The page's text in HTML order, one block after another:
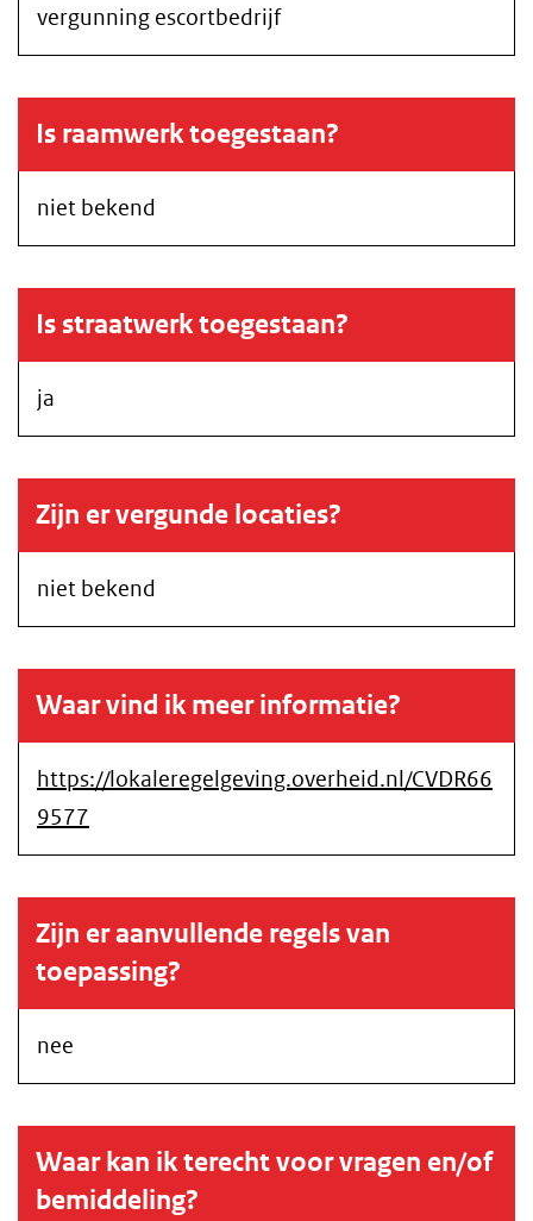
vergunning escortbedrijf
Is raamwerk toegestaan?
niet bekend
Is straatwerk toegestaan?
ja
Zijn er vergunde locaties?
niet bekend
Waar vind ik meer informatie?
https://lokaleregelgeving.overheid.nl/CVDR66
9577
Zijn er aanvullende regels van
toepassing?
nee
Waar kan ik terecht voor vragen en/of
bemiddeling?